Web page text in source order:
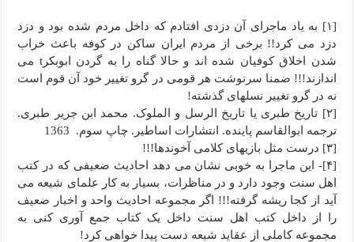
[۱] به یاد ماجرای آن دزدی افتادم که داخل مردم شده بود و دزد
دزد می کرد!! برخی از مردم ایران ساکن در کوفه باعث خراب
شدن اخلاق کوفیان شده اند و حالا گناه را به گردن ابوبکرt می
اندازند!!! ضمنا سرنوشت هر قومی در گرو تغییر خود آن قوم است
نه در گرو تغییر نسلهاى گذشته!
[۲] تاریخ طبری یا تاریخ الرسل و الملوک. محمد ابن جریر طبری.
ترجمه ابوالقاسم پاینده. انتشارات اساطیر. چاپ سوم. 1363
[۳] درست مثل بازیهاى کلامی آخوندها!!!
[۴]- این ماجرا به خوبی نشان می دهد احادیث ضعیفی که در کتب
اهل سنت وجود دارد و در مناظرات، بسیار به کار علمای شیعه می
آید از کجا ریشه گرفته!!! اگر مجموعه احادیث واحد و اخبار ضعیف
را از داخل کتب اهل سنت داخل یک کتاب جمع آوری کنی به
مجموعه کاملی از عقاید شیعه دست پیدا خواهی کرد!